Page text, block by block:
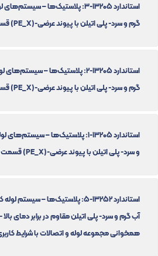
استاندارد 13205-3: پلاستیک‌ها –
گرم و سرد- پلی اتیلن با پیوند عرضی-(PE_X) قسمت 3: اتصالات
استاندارد 13205-2: پلاستیک‌ها –
گرم و سرد- پلی اتیلن با پیوند عرضی-(PE_X) قسمت 2: لوله‌ها
استاندارد 13205-1: پلاستیک‌ها –
و سرد- پلی اتیلن با پیوند عرضی-(PE_X) قسمت 1: اصول کلی
استاندارد 13252-5: پلاستیک‌ها –
همخوانی مجموعه لوله و اتصالات با شرایط